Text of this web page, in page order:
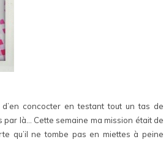
concocter en testant tout un tas de
là… Cette semaine ma mission était de
qu’il ne tombe pas en miettes à peine